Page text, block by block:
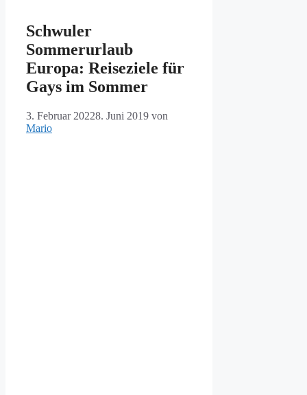
Schwuler
Sommerurlaub
Europa: Reiseziele für
Gays im Sommer
3. Februar 20228. Juni 2019 von
Mario